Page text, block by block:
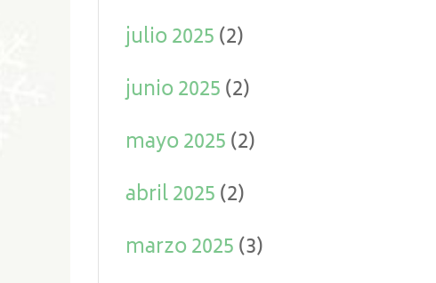
julio 2025(2)
junio 2025(2)
mayo 2025(2)
abril 2025(2)
marzo 2025(3)